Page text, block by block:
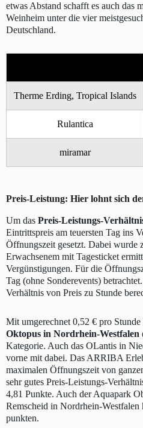
etwas Abstand schafft es auch das
Weinheim unter die vier
Deutschland.
Therme Erding, Tropical Islands
Rulantica
miramar
Preis-Leistung: Hier lohnt sich
Um das Preis-Leistungs-
Eintrittspreis am teuersten Tag ins
Öffnungszeit gesetzt. Dabei wurde
Erwachsenem mit Tagesticket
Vergünstigungen. Für die
Tag (ohne Sonderevents)
Verhältnis von Preis zu Stunde
Mit umgerechnet 0,52 € pro Stunde
Oktopus in Nordrhein-Westfalen
Kategorie. Auch das OLantis in
vorne mit dabei. Das ARRIBA
maximalen Öffnungszeit von
sehr gutes Preis-Leistungs-
4,81 Punkte. Auch der Aquapark
Remscheid in Nordrhein-
punkten.